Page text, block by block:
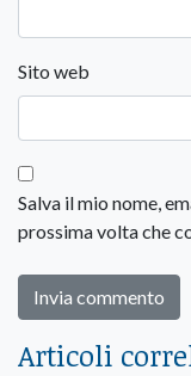
Sito web
Salva il mio nome,
prossima volta che
Articoli